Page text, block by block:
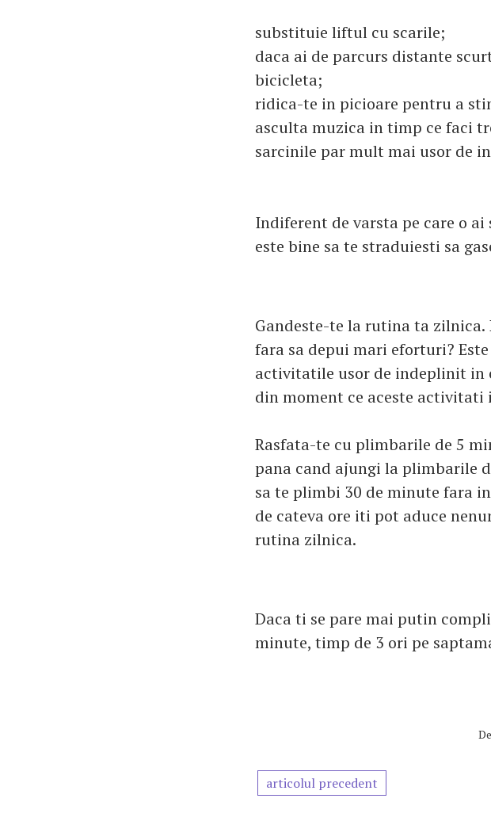
substituie liftul cu scarile;
daca ai de parcurs distante
bicicleta;
ridica-te in picioare pentru a
asculta muzica in timp ce faci
sarcinile par mult mai usor de
Indiferent de varsta pe care o
este bine sa te straduiesti sa
Gandeste-te la rutina ta
fara sa depui mari eforturi?
activitatile usor de indeplinit in
din moment ce aceste
Rasfata-te cu plimbarile de 5
pana cand ajungi la plimbarile
sa te plimbi 30 de minute fara
de cateva ore iti pot aduce
rutina zilnica.
Daca ti se pare mai putin
minute, timp de 3 ori pe
De
articolul precedent